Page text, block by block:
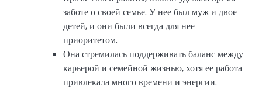
заботе о своей семье. У нее был муж и двое
детей, и они были всегда для нее
приоритетом.
Она стремилась поддерживать баланс между
карьерой и семейной жизнью, хотя ее работа
привлекала много времени и энергии.